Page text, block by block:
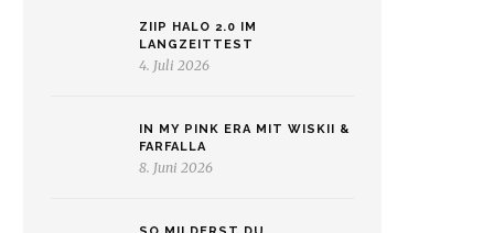
ZIIP HALO 2.0 IM
LANGZEITTEST
4. Juli 2026
IN MY PINK ERA MIT WISKII &
FARFALLA
8. Juni 2026